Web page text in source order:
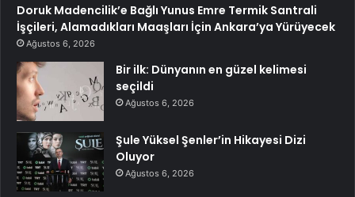
Doruk Madencilik’e Bağlı Yunus Emre Termik Santrali
İşçileri, Alamadıkları Maaşları İçin Ankara’ya Yürüyecek
Ağustos 6, 2026
Bir ilk: Dünyanın en güzel kelimesi
seçildi
Ağustos 6, 2026
Şule Yüksel Şenler’in Hikayesi Dizi
Oluyor
Ağustos 6, 2026